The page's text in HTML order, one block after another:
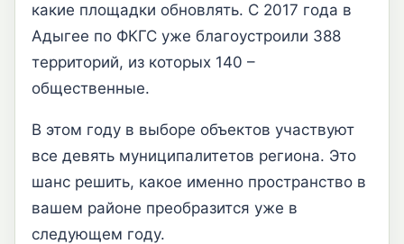
какие площадки обновлять. С 2017 года в
Адыгее по ФКГС уже благоустроили 388
территорий, из которых 140 –
общественные.
В этом году в выборе объектов участвуют
все девять муниципалитетов региона. Это
шанс решить, какое именно пространство в
вашем районе преобразится уже в
следующем году.